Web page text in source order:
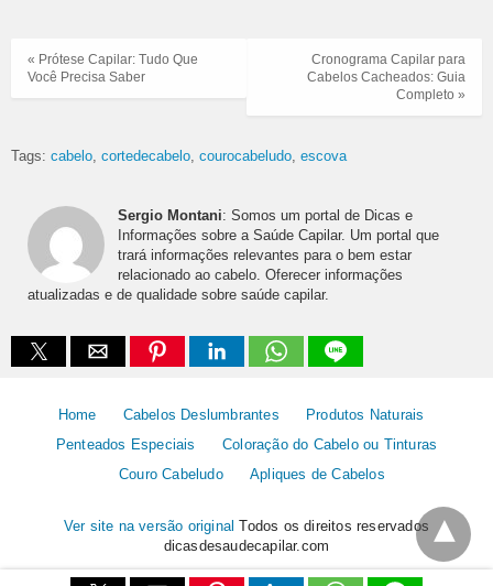
Cronograma Capilar para
Cabelos Cacheados: Guia
Completo »
« Prótese Capilar: Tudo Que
Você Precisa Saber
Tags: cabelo cortedecabelo courocabeludo escova
Sergio Montani: Somos um portal de Dicas e
Informações sobre a Saúde Capilar. Um portal que
trará informações relevantes para o bem estar
relacionado ao cabelo. Oferecer informações
atualizadas e de qualidade sobre saúde capilar.
Home Cabelos Deslumbrantes
Produtos Naturais
Penteados Especiais
Coloração do Cabelo ou Tinturas
Couro Cabeludo
Apliques de Cabelos
Ver site na versão original Todos os direitos reservados
dicasdesaudecapilar.com